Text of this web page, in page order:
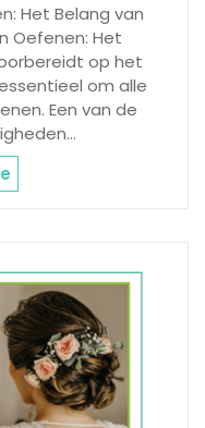
Het Belang van
Oefenen: Het
op het
om alle
Een van de